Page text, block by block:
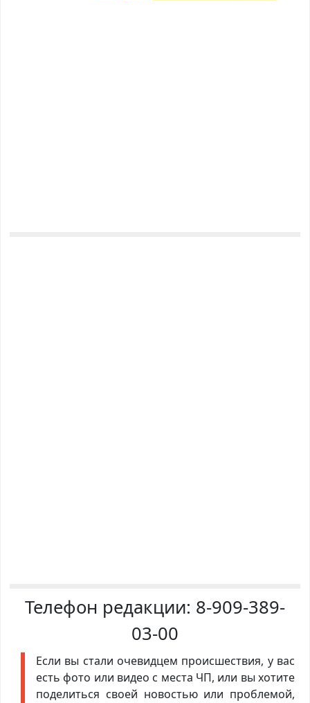
Телефон редакции: 8-909-389-
03-00
Если вы стали очевидцем происшествия, у вас
есть фото или видео с места ЧП, или вы хотите
поделиться своей новостью или проблемой,